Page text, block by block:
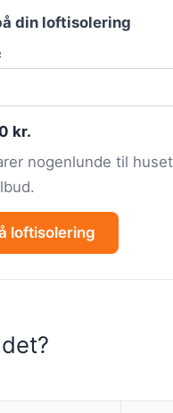
din loftisolering
kr.
nogenlunde til
loftisolering